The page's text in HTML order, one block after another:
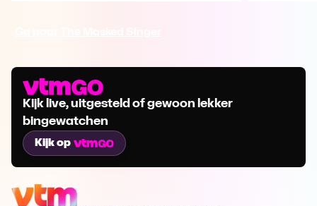
Kijk live, uitgesteld of gewoon lekker
bingewatchen
Kijk op